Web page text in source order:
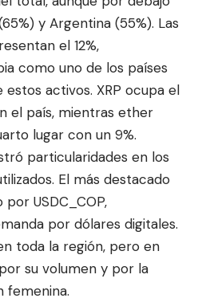
y Argentina (55%). Las
el 12%,
como uno de los países
activos. XRP ocupa el
el país, mientras ether
lugar con un 9%.
particularidades en los
El más destacado
por USDC_COP,
por dólares digitales.
toda la región, pero en
su volumen y por la
femenina.